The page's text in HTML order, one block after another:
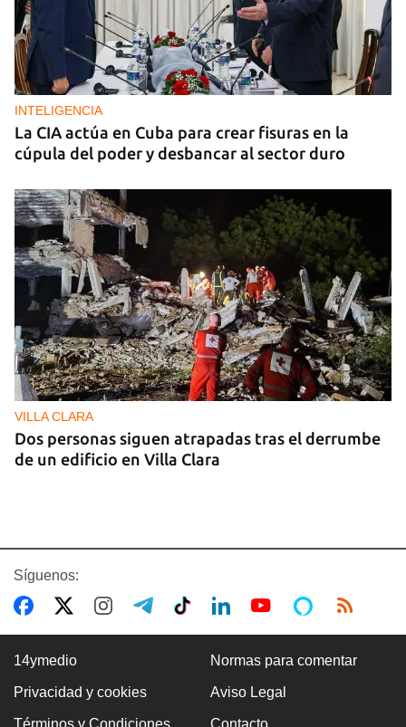
INTELIGENCIA
La CIA actúa en Cuba para crear fisuras en la
cúpula del poder y desbancar al sector duro
VILLA CLARA
Dos personas siguen atrapadas tras el derrumbe
de un edificio en Villa Clara
FOTO DEL DÍA
Síguenos:
14ymedio Normas para comentar
Privacidad y cookies Aviso Legal
Términos y Condiciones Contacto